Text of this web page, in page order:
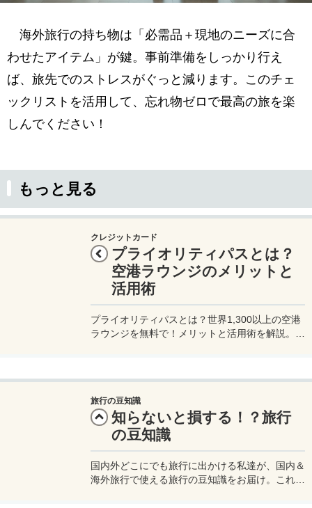
海外旅行の持ち物は「必需品＋現地のニーズに合
わせたアイテム」が鍵。事前準備をしっかり行え
ば、旅先でのストレスがぐっと減ります。このチェ
ックリストを活用して、忘れ物ゼロで最高の旅を楽
しんでください！
もっと見る
クレジットカード
プライオリティパスとは？
空港ラウンジのメリットと
活用術
プライオリティパスとは？世界1,300以上の空港
ラウンジを無料で！メリットと活用術を解説。セ
旅行の豆知識
知らないと損する！？旅行
の豆知識
国内外どこにでも旅行に出かける私達が、国内＆
海外旅行で使える旅行の豆知識をお届け。これら